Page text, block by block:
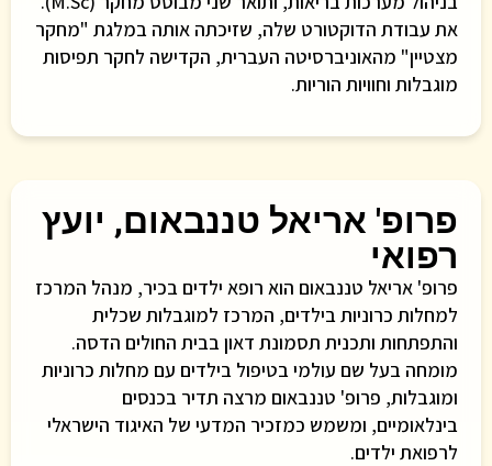
את עבודת הדוקטורט שלה, שזיכתה אותה במלגת "מחקר
מצטיין" מהאוניברסיטה העברית, הקדישה לחקר תפיסות
מוגבלות וחוויות הוריות.
פרופ' אריאל טננבאום, יועץ
רפואי
פרופ' אריאל טננבאום הוא רופא ילדים בכיר, מנהל המרכז
למחלות כרוניות בילדים, המרכז למוגבלות שכלית
והתפתחות ותכנית תסמונת דאון בבית החולים הדסה.
מומחה בעל שם עולמי בטיפול בילדים עם מחלות כרוניות
ומוגבלות, פרופ' טננבאום מרצה תדיר בכנסים
בינלאומיים, ומשמש כמזכיר המדעי של האיגוד הישראלי
לרפואת ילדים.